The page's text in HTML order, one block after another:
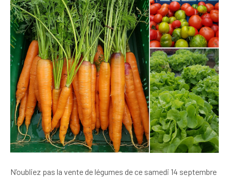
N’oubliez pas la vente de légumes de ce samedi 14 septembre